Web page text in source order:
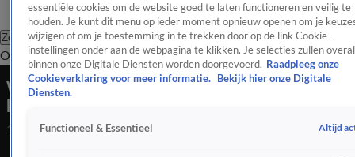
Zoeken
OverzichtEntertainmentSpraakmakendRealityCrimeVideo's
We Want More-ster Ricardo (65) uit dip dankzij
kijkers
13 aug 2020, 14:31
essentiële cookies om de website goed te laten functioneren en veilig te
houden. Je kunt dit menu op ieder moment opnieuw openen om je
wijzigen of om je toestemming in te trekken door op de link Cookie-
instellingen onder aan de webpagina te klikken. Je selecties zullen overal
binnen onze Digitale Diensten worden doorgevoerd. Raadpleeg onze
Cookieverklaring voor meer informatie.
Bekijk hier onze Digitale
Diensten.
Functioneel & Essentieel Altijd